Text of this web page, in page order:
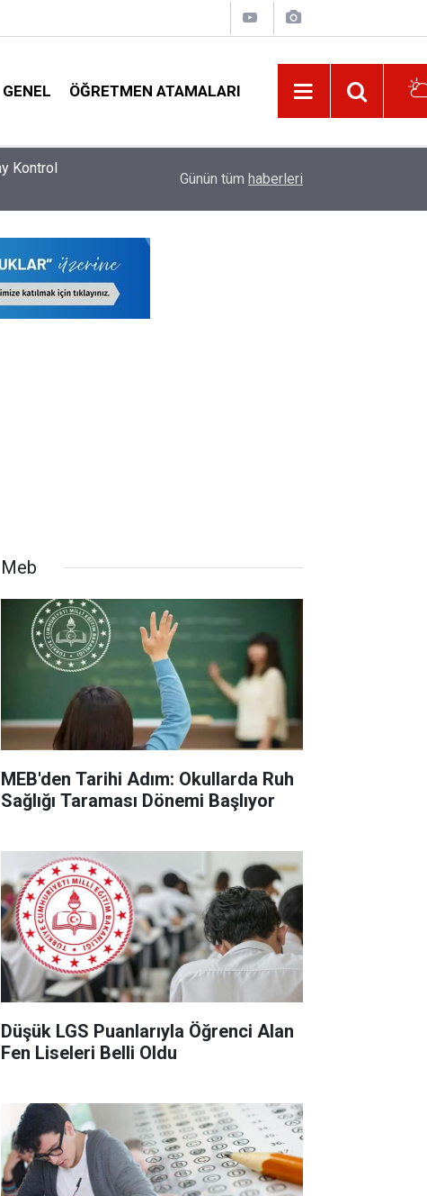
GENEL ÖĞRETMEN ATAMALARI
Günün tüm haberleri
Meb
MEB'den Tarihi Adım: Okullarda Ruh
Sağlığı Taraması Dönemi Başlıyor
Düşük LGS Puanlarıyla Öğrenci Alan
Fen Liseleri Belli Oldu